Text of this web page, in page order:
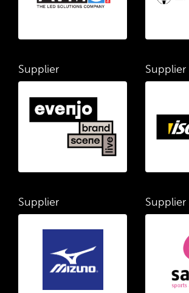
Supplier Supplier
Supplier Supplier